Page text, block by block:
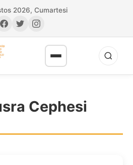
2026, Cumartesi
Cephesi